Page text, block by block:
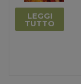
LEGGI
TUTTO